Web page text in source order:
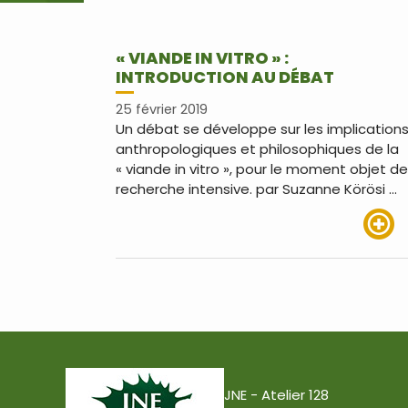
« VIANDE IN VITRO » :
INTRODUCTION AU DÉBAT
25 février 2019
Un débat se développe sur les implications
anthropologiques et philosophiques de la
« viande in vitro », pour le moment objet de
recherche intensive. par Suzanne Körösi …
JNE - Atelier 128